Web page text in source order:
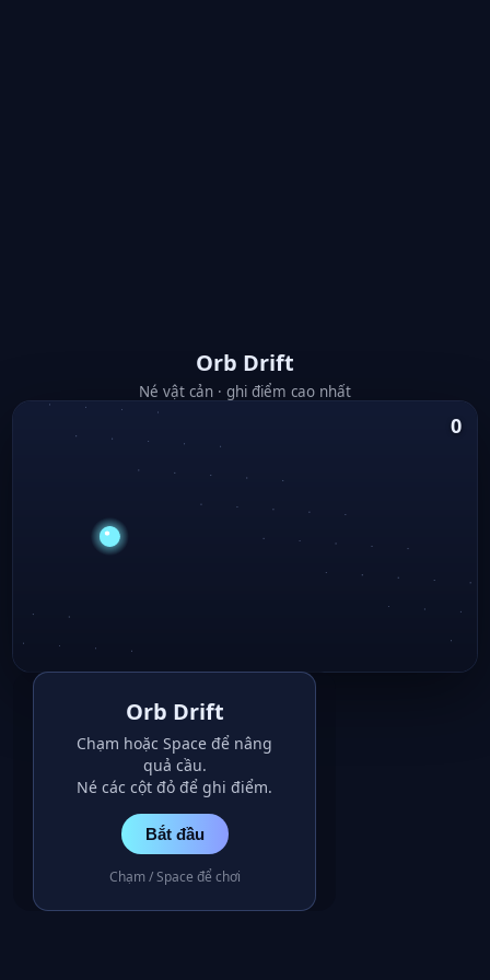
Orb Drift
Né vật cản · ghi điểm cao nhất
0
Orb Drift
Chạm hoặc Space để nâng
quả cầu.
Né các cột đỏ để ghi điểm.
Bắt đầu
Chạm / Space để chơi